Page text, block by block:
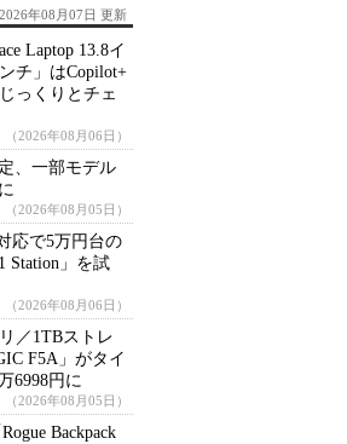
2026年08月07日 更新
Laptop 13.8イ
チ」はCopilot+
っくりとチェ
（2026年08月06日）
、一部モデル
（2026年08月05日）
応で5万円台の
Station」を試
（2026年08月06日）
／1TBストレ
F5A」がタイ
6998円に
（2026年08月05日）
Backpack